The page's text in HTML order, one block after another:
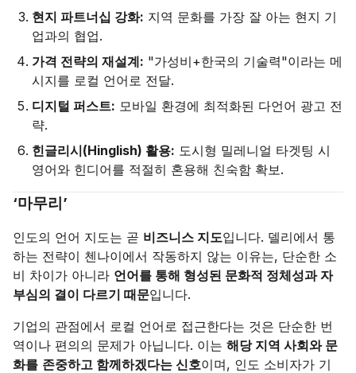
현지 파트너십 강화: 지역 문화를 가장 잘 아는 현지 기
업과의 협업.
가격 전략의 재설계: "가성비+한국의 기술력"이라는 메
시지를 로컬 언어로 전달.
디지털 퍼스트: 모바일 환경에 최적화된 다언어 광고 전
략.
힌글리시(Hinglish) 활용: 도시형 밀레니얼 타겟팅 시
영어와 힌디어를 적절히 혼용해 친숙함 확보.
‘마무리’
인도의 언어 지도는 곧 비즈니스 지도입니다. 델리에서 통
하는 전략이 첸나이에서 작동하지 않는 이유는, 단순한 소
비 차이가 아니라 언어를 통해 형성된 문화적 정체성과 자
부심의 결이 다르기 때문입니다.
기업의 관점에서 로컬 언어로 접근한다는 것은 단순한 번
역이나 편의의 문제가 아닙니다. 이는 해당 지역 사회와 문
화를 존중하고 함께하겠다는 신호이며, 인도 소비자가 기